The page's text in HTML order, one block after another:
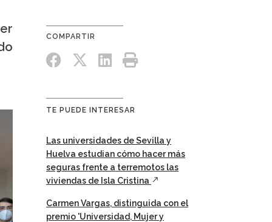
TE PUEDE INTERESAR
Las universidades de Sevilla y
Huelva estudian cómo hacer más
seguras frente a terremotos las
viviendas de Isla Cristina
Carmen Vargas, distinguida con el
premio 'Universidad, Mujer y